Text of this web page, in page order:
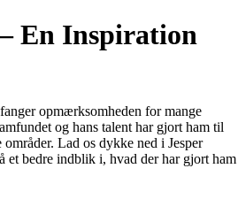
En Inspiration
opmærksomheden for mange
og hans talent har gjort ham til
Lad os dykke ned i Jesper
et bedre indblik i, hvad der har gjort ham